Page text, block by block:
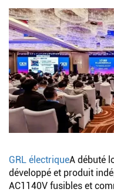
GRL électriqueA débuté
développé et produit
AC1140V fusibles et